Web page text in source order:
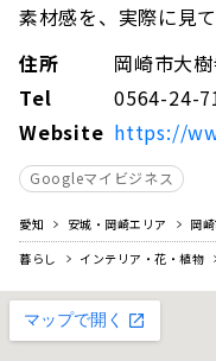
素材感を、実際に見
住所
岡崎市大
Tel
0564-24-
Website https://
Googleマイビジネス
愛知 安城・岡崎エリア
岡
暮らし
インテリア・花・植物